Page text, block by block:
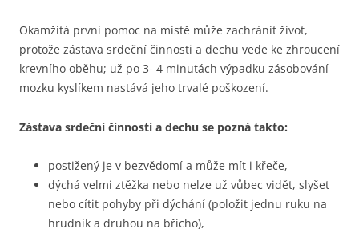
Okamžitá první pomoc na místě může zachránit život,
protože zástava srdeční činnosti a dechu vede ke zhroucení
krevního oběhu; už po 3- 4 minutách výpadku zásobování
mozku kyslíkem nastává jeho trvalé poškození.
Zástava srdeční činnosti a dechu se pozná takto:
postižený je v bezvědomí a může mít i křeče,
dýchá velmi ztěžka nebo nelze už vůbec vidět, slyšet
nebo cítit pohyby při dýchání (položit jednu ruku na
hrudník a druhou na břicho),